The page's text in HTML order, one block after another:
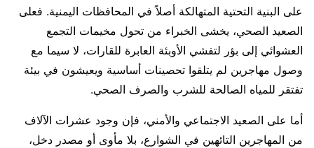
على البنية التحتية المتهالكة أصلاً في المحافظات اليمنية. فعلى
الصعيد الصحي، يخشى الخبراء من تحول مخيمات التجمع
العشوائي إلى بؤر لتفشي الأوبئة العابرة للقارات، لا سيما مع
وصول مهاجرين لم يتلقوا تحصينات أساسية ويعيشون في بيئة
تفتقر للمياه الصالحة للشرب والصرف الصحي.
أما على الصعيد الاجتماعي والأمني، فإن وجود عشرات الآلاف
من المهاجرين التائهين في الشوارع، بلا مأوى أو مصدر دخل،